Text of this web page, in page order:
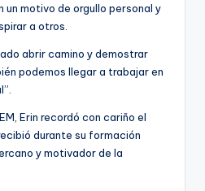
un motivo de orgullo personal y
a otros.
abrir camino y demostrar
podemos llegar a trabajar en
Erin recordó con cariño el
durante su formación
y motivador de la